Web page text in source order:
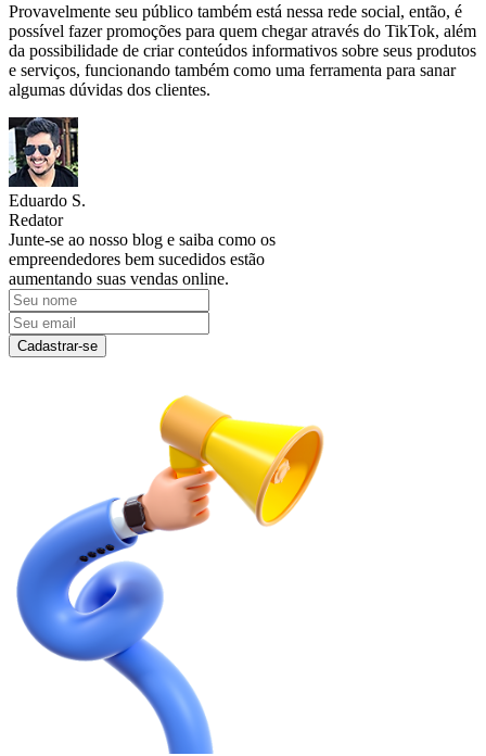
Provavelmente seu público também está nessa rede social, então, é
possível fazer promoções para quem chegar através do TikTok, além
da possibilidade de criar conteúdos informativos sobre seus produtos
e serviços, funcionando também como uma ferramenta para sanar
algumas dúvidas dos clientes.
Eduardo S.
Redator
Junte-se ao nosso blog e saiba como os
empreendedores bem sucedidos estão
aumentando suas vendas online.
Cadastrar-se